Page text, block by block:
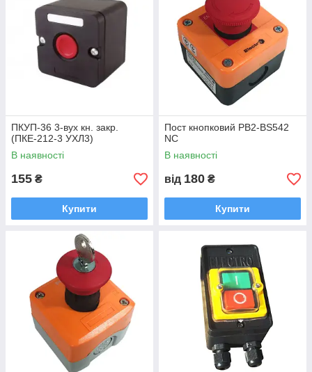
ПКУП-36 3-вух кн. закр.
(ПКЕ-212-3 УХЛ3)
В наявності
155 ₴
Купити
Пост кнопковий PB2-BS542
NC
В наявності
від 180 ₴
Купити